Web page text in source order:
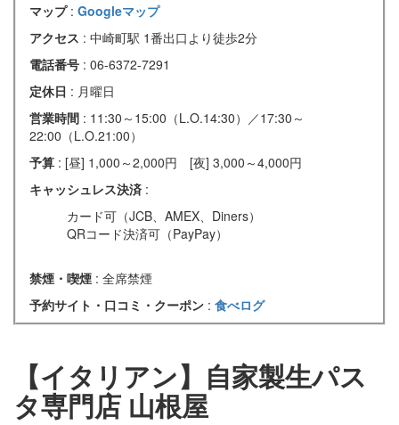
マップ : Googleマップ
アクセス : 中崎町駅 1番出口より徒歩2分
電話番号 : 06-6372-7291
定休日 : 月曜日
営業時間 : 11:30～15:00（L.O.14:30）／17:30～
22:00（L.O.21:00）
予算 : [昼] 1,000～2,000円 [夜] 3,000～4,000円
キャッシュレス決済 :
カード可（JCB、AMEX、Diners）
QRコード決済可（PayPay）
禁煙・喫煙 : 全席禁煙
予約サイト・口コミ・クーポン : 食べログ
【イタリアン】自家製生パス
タ専門店 山根屋